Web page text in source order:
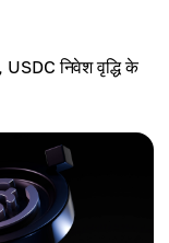
निवेश वृद्धि के